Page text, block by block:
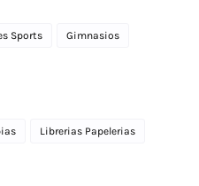
Sports Gimnasios
Librerias Papelerias